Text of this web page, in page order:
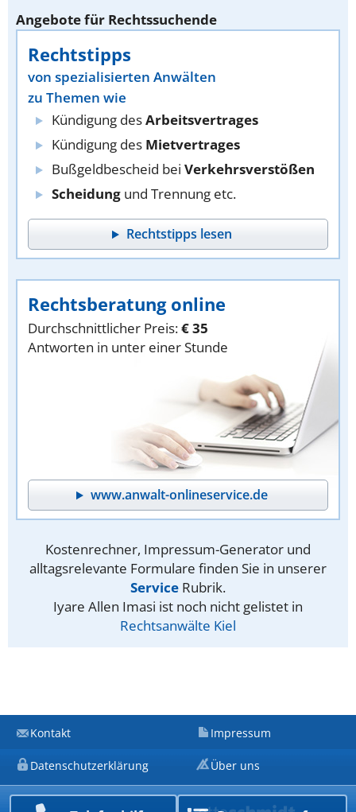
Angebote für Rechtssuchende
Rechtstipps
von spezialisierten Anwälten
zu Themen wie
Kündigung desArbeitsvertrages
Kündigung des Mietvertrages
Bußgeldbescheid bei Verkehrsverstößen
Scheidung und Trennung etc.
Rechtstipps lesen
Rechtsberatung online
Durchschnittlicher Preis:€ 35
Antworten in unter einer Stunde
www.anwalt-onlineservice.de
Kostenrechner, Impressum-Generator und
alltagsrelevante Formulare finden Sie in unserer
Service Rubrik.
Iyare Allen Imasi ist noch nicht gelistet in
Rechtsanwälte Kiel
Kontakt Impressum
Datenschutzerklärung Über uns